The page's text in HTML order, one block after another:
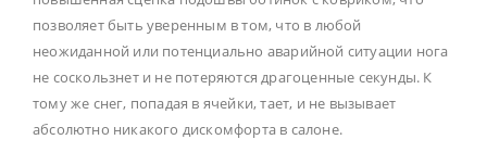
позволяет быть уверенным в том, что в любой
неожиданной или потенциально аварийной ситуации нога
не соскользнет и не потеряются драгоценные секунды. К
тому же снег, попадая в ячейки, тает, и не вызывает
абсолютно никакого дискомфорта в салоне.